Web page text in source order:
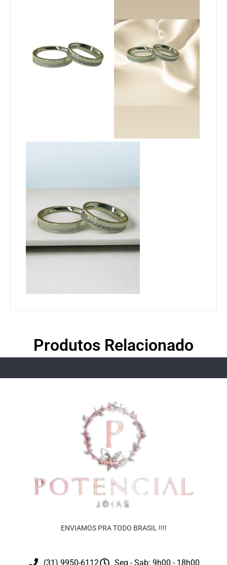
Produtos Relacionado
ENVIAMOS PRA TODO BRASIL !!!!
(31) 9950-6112 Seg - Sab: 9h00 - 18h00